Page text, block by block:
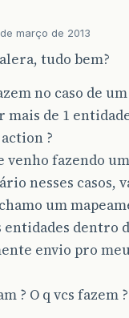
março de 2013
tudo bem?
no caso de
mais de 1
?
venho fazendo
nesses casos,
um
entidades dentro
envio pro
? O q vcs fazem